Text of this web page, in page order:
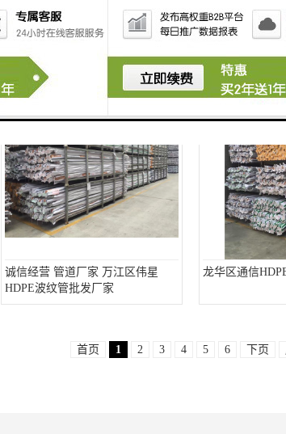
龙岗区永高HDPE波纹管
深圳南山区联塑
价格 欢迎电话
诚信经营 管道厂家 万江区伟星
HDPE波纹管批发厂家
龙华区通信
首页 1 2 3 4 5 6 下页